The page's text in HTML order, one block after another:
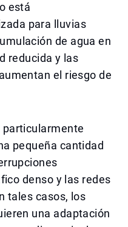
está
para lluvias
de agua en
reducida y las
el riesgo de
particularmente
pequeña cantidad
denso y las redes
tales casos, los
una adaptación